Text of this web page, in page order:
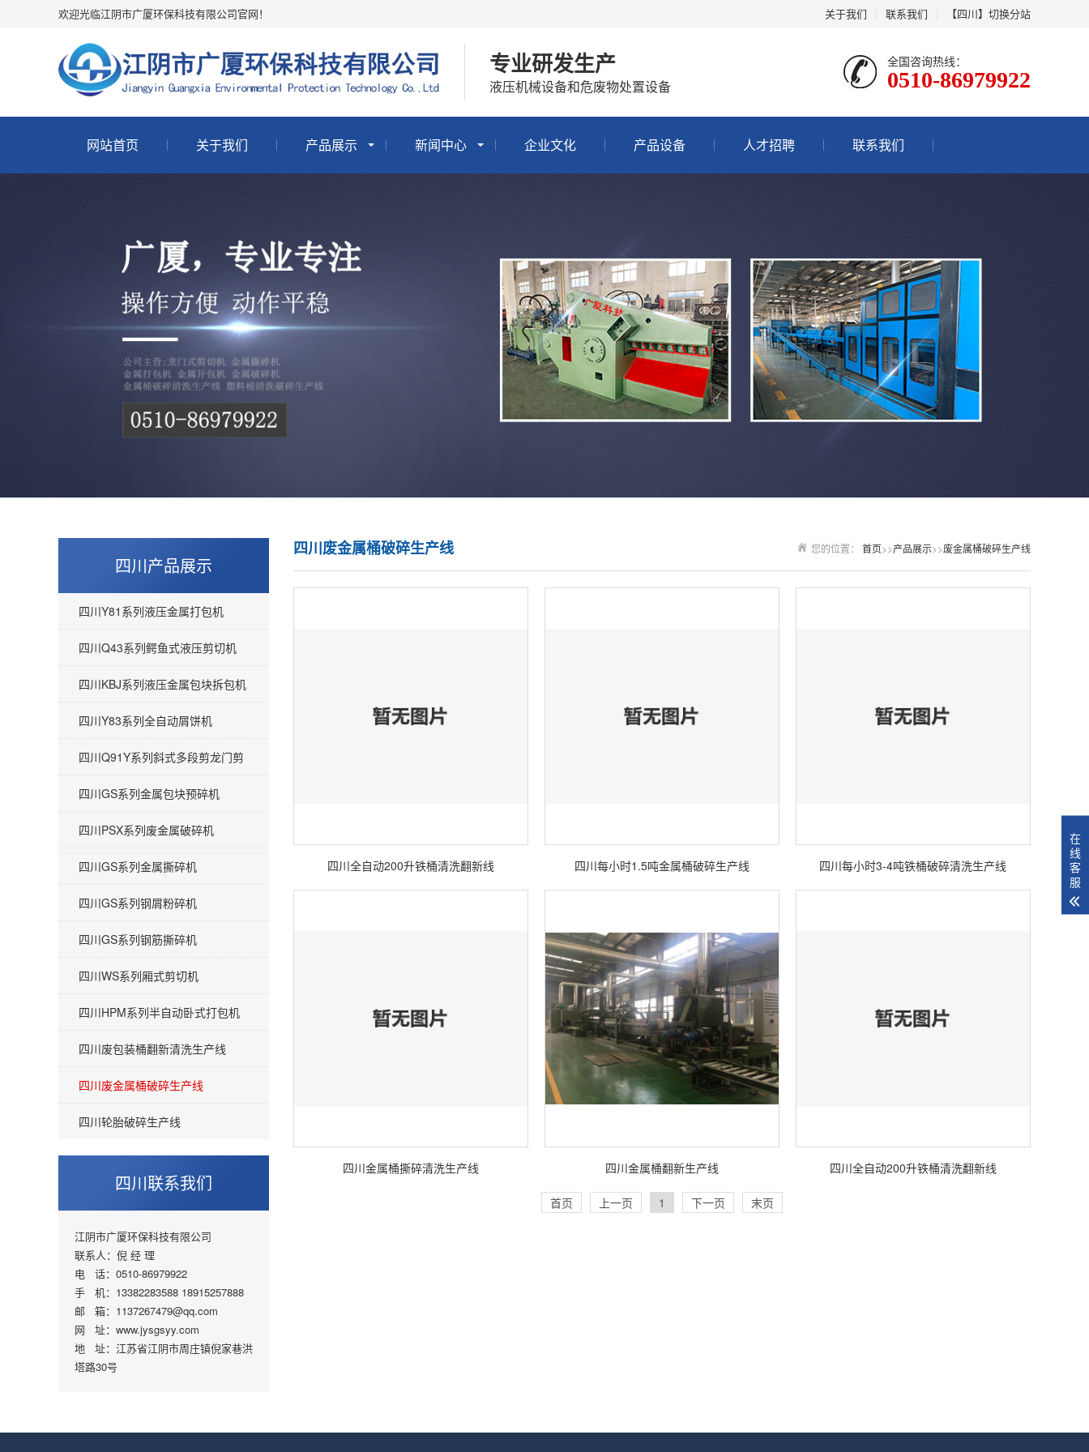
关于我们 联系我们 【四川】 切换分站
欢迎光临江阴市广厦环保科技有限公司官网！
专业研发生产
液压机械设备和危废物处置设备
全国咨询热线：
0510-86979922
网站首页 关于我们 产品展示 新闻中心 企业文化 产品设备 人才招聘 联系我们
四川产品展示
四川Y81系列液压金属打包机
四川Q43系列鳄鱼式液压剪切机
四川KBJ系列液压金属包块拆包机
四川Y83系列全自动屑饼机
四川Q91Y系列斜式多段剪龙门剪
四川GS系列金属包块预碎机
四川PSX系列废金属破碎机
四川GS系列金属撕碎机
四川GS系列钢屑粉碎机
四川GS系列钢筋撕碎机
四川WS系列厢式剪切机
四川HPM系列半自动卧式打包机
四川废包装桶翻新清洗生产线
四川废金属桶破碎生产线
四川轮胎破碎生产线
四川联系我们
江阴市广厦环保科技有限公司
联系人：倪 经 理
电 话：0510-86979922
手 机：13382283588 18915257888
邮 箱：1137267479@qq.com
网 址：www.jysgsyy.com
地 址：江苏省江阴市周庄镇倪家巷洪
塔路30号
您的位置： 首页>>产品展示>>废金属桶破碎生产线
四川废金属桶破碎生产线
四川全自动200升铁桶清洗翻新线 四川每小时1.5吨金属桶破碎生产线 四川每小时3-4吨铁桶破碎清洗生产线
四川金属桶撕碎清洗生产线 四川金属桶翻新生产线 四川全自动200升铁桶清洗翻新线
首页 上一页 1 下一页 末页
在
线
客
服